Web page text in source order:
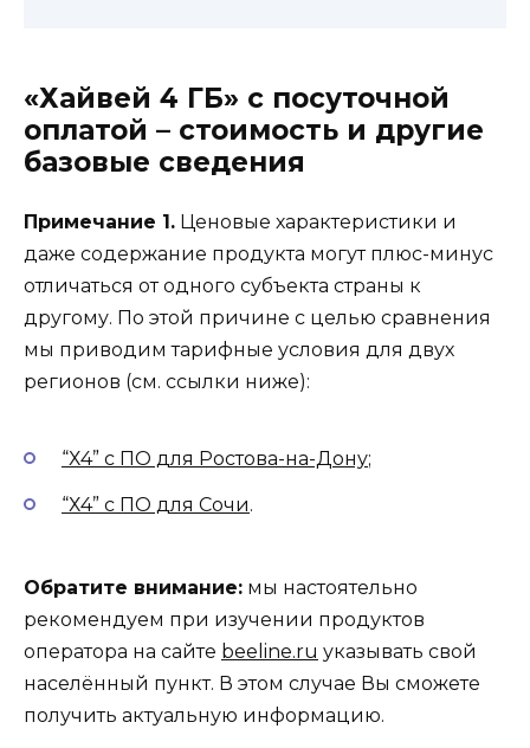
«Хайвей 4 ГБ» с посуточной
оплатой – стоимость и другие
базовые сведения
Примечание 1. Ценовые характеристики и
даже содержание продукта могут плюс-минус
отличаться от одного субъекта страны к
другому. По этой причине с целью сравнения
мы приводим тарифные условия для двух
регионов (см. ссылки ниже):
“Х4” с ПО для Ростова-на-Дону;
“Х4” с ПО для Сочи.
Обратите внимание: мы настоятельно
рекомендуем при изучении продуктов
оператора на сайте beeline.ru указывать свой
населённый пункт. В этом случае Вы сможете
получить актуальную информацию.